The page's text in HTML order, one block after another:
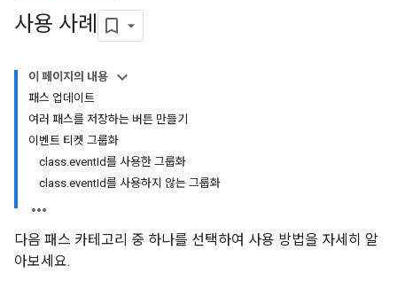
사용 사례
이 페이지의 내용
패스 업데이트
여러 패스를 저장하는 버튼 만들기
이벤트 티켓 그룹화
class.eventId를 사용한 그룹화
class.eventId를 사용하지 않는 그룹화
다음 패스 카테고리 중 하나를 선택하여 사용 방법을 자세히 알
아보세요.